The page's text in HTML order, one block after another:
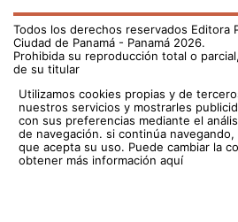
Todos los derechos reservados Editora
Ciudad de Panamá - Panamá 2026.
Prohibida su reproducción total o
de su titular
Utilizamos cookies propias y de
nuestros servicios y mostrarles
con sus preferencias mediante el
de navegación. si continúa navegando,
que acepta su uso. Puede cambiar la
obtener más información aquí